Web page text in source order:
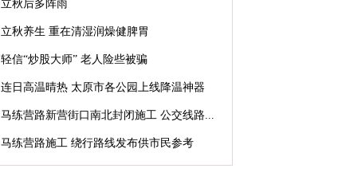
立秋后多阵雨
立秋养生 重在清湿润燥健脾胃
轻信“炒股大师” 老人险些被骗
连日高温晴热 太原市各公园上线降温神器
马练营路新营街口南北封闭施工 公交线路...
马练营路施工 绕行路线发布供市民参考